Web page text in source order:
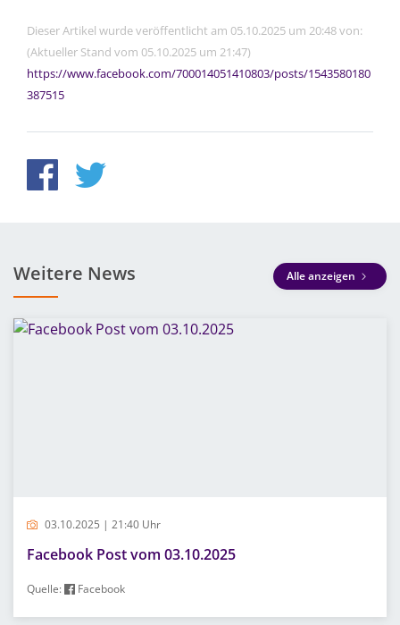
Dieser Artikel wurde veröffentlicht am 05.10.2025 um 20:48 von:
(Aktueller Stand vom 05.10.2025 um 21:47)
https://www.facebook.com/700014051410803/posts/1543580180
387515
Weitere News Alle anzeigen
03.10.2025 | 21:40 Uhr
Facebook Post vom 03.10.2025
Quelle: Facebook